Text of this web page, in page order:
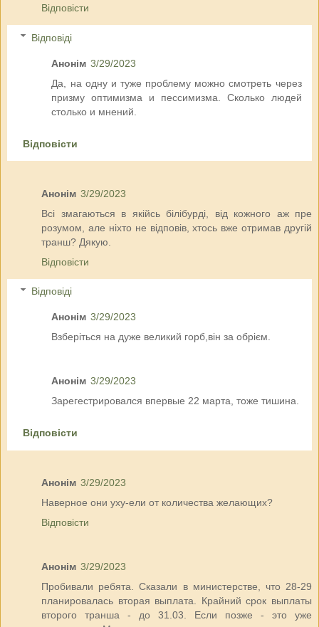
Відповісти
Відповіді
Анонім 3/29/2023
Да, на одну и туже проблему можно смотреть через
призму оптимизма и пессимизма. Сколько людей
столько и мнений.
Відповісти
Анонім 3/29/2023
Всі змагаються в якійсь білібурді, від кожного аж пре
розумом, але ніхто не відповів, хтось вже отримав другій
транш? Дякую.
Відповісти
Відповіді
Анонім 3/29/2023
Взберіться на дуже великий горб,він за обрієм.
Анонім 3/29/2023
Зарегестрировался впервые 22 марта, тоже тишина.
Відповісти
Анонім 3/29/2023
Наверное они уху-ели от количества желающих?
Відповісти
Анонім 3/29/2023
Пробивали ребята. Сказали в министерстве, что 28-29
планировалась вторая выплата. Крайний срок выплаты
второго транша - до 31.03. Если позже - это уже